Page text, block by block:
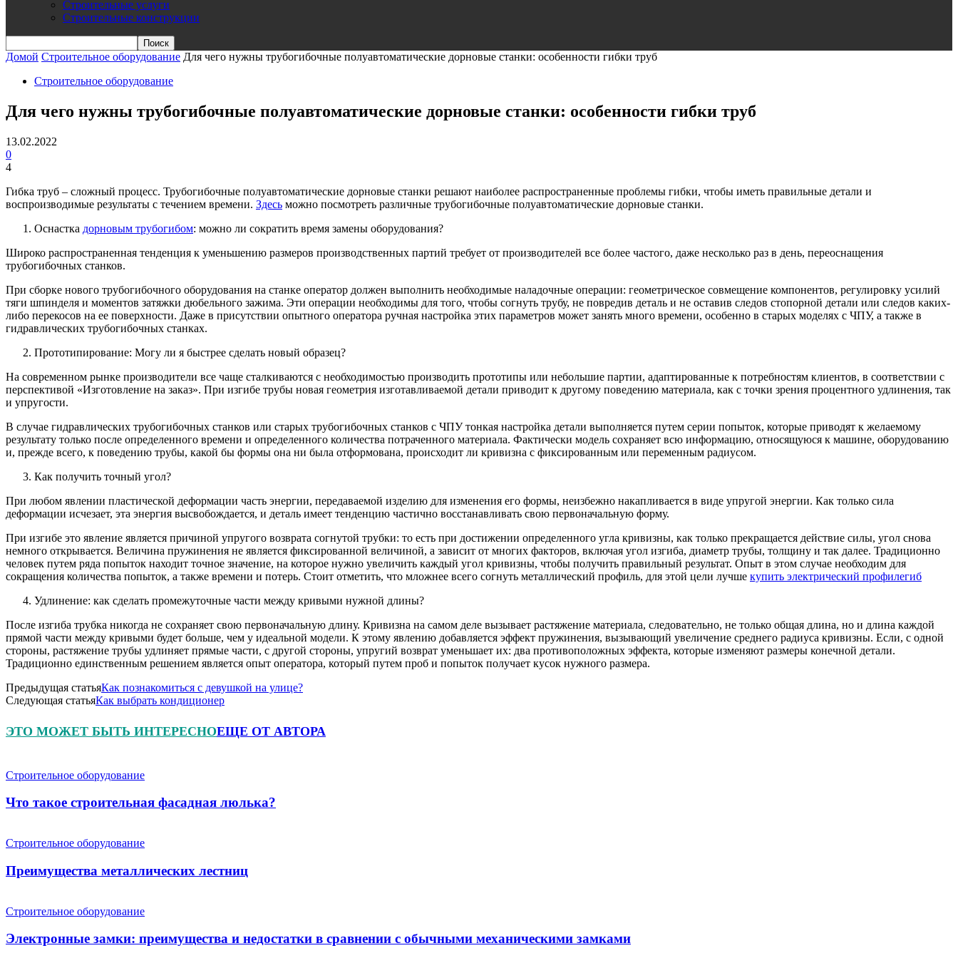
Строительные услуги
Строительные конструкции
Домой Строительное оборудование Для чего нужны трубогибочные полуавтоматические дорновые станки: особенности гибки труб
Строительное оборудование
Для чего нужны трубогибочные полуавтоматические дорновые станки: особенности гибки труб
13.02.2022
0
4
Гибка труб – сложный процесс. Трубогибочные полуавтоматические дорновые станки решают наиболее распространенные проблемы гибки, чтобы иметь правильные детали и
воспроизводимые результаты с течением времени. Здесь можно посмотреть различные трубогибочные полуавтоматические дорновые станки.
Оснастка дорновым трубогибом: можно ли сократить время замены оборудования?
Широко распространенная тенденция к уменьшению размеров производственных партий требует от производителей все более частого, даже несколько раз в день, переоснащения
трубогибочных станков.
При сборке нового трубогибочного оборудования на станке оператор должен выполнить необходимые наладочные операции: геометрическое совмещение компонентов, регулировку усилий
тяги шпинделя и моментов затяжки дюбельного зажима. Эти операции необходимы для того, чтобы согнуть трубу, не повредив деталь и не оставив следов стопорной детали или следов каких-
либо перекосов на ее поверхности. Даже в присутствии опытного оператора ручная настройка этих параметров может занять много времени, особенно в старых моделях с ЧПУ, а также в
гидравлических трубогибочных станках.
Прототипирование: Могу ли я быстрее сделать новый образец?
На современном рынке производители все чаще сталкиваются с необходимостью производить прототипы или небольшие партии, адаптированные к потребностям клиентов, в соответствии с
перспективой «Изготовление на заказ». При изгибе трубы новая геометрия изготавливаемой детали приводит к другому поведению материала, как с точки зрения процентного удлинения, так
и упругости.
В случае гидравлических трубогибочных станков или старых трубогибочных станков с ЧПУ тонкая настройка детали выполняется путем серии попыток, которые приводят к желаемому
результату только после определенного времени и определенного количества потраченного материала. Фактически модель сохраняет всю информацию, относящуюся к машине, оборудованию
и, прежде всего, к поведению трубы, какой бы формы она ни была отформована, происходит ли кривизна с фиксированным или переменным радиусом.
Как получить точный угол?
При любом явлении пластической деформации часть энергии, передаваемой изделию для изменения его формы, неизбежно накапливается в виде упругой энергии. Как только сила
деформации исчезает, эта энергия высвобождается, и деталь имеет тенденцию частично восстанавливать свою первоначальную форму.
При изгибе это явление является причиной упругого возврата согнутой трубки: то есть при достижении определенного угла кривизны, как только прекращается действие силы, угол снова
немного открывается. Величина пружинения не является фиксированной величиной, а зависит от многих факторов, включая угол изгиба, диаметр трубы, толщину и так далее. Традиционно
человек путем ряда попыток находит точное значение, на которое нужно увеличить каждый угол кривизны, чтобы получить правильный результат. Опыт в этом случае необходим для
сокращения количества попыток, а также времени и потерь. Стоит отметить, что мложнее всего согнуть металлический профиль, для этой цели лучше купить электрический профилегиб
Удлинение: как сделать промежуточные части между кривыми нужной длины?
После изгиба трубка никогда не сохраняет свою первоначальную длину. Кривизна на самом деле вызывает растяжение материала, следовательно, не только общая длина, но и длина каждой
прямой части между кривыми будет больше, чем у идеальной модели. К этому явлению добавляется эффект пружинения, вызывающий увеличение среднего радиуса кривизны. Если, с одной
стороны, растяжение трубы удлиняет прямые части, с другой стороны, упругий возврат уменьшает их: два противоположных эффекта, которые изменяют размеры конечной детали.
Традиционно единственным решением является опыт оператора, который путем проб и попыток получает кусок нужного размера.
Предыдущая статьяКак познакомиться с девушкой на улице?
Следующая статьяКак выбрать кондиционер
ЭТО МОЖЕТ БЫТЬ ИНТЕРЕСНОЕЩЕ ОТ АВТОРА
Строительное оборудование
Что такое строительная фасадная люлька?
Строительное оборудование
Преимущества металлических лестниц
Строительное оборудование
Электронные замки: преимущества и недостатки в сравнении с обычными механическими замками